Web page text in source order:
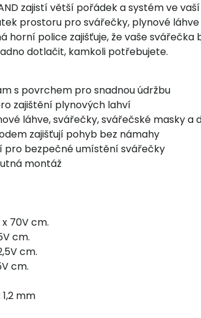
zajistí větší pořádek a systém ve
prostoru pro svářečky, plynové láhve
horní police zajišťuje, že vaše
dotlačit, kamkoli potřebujete.
s povrchem pro snadnou údržbu
zajištění plynových lahví
láhve, svářečky, svářečské masky a
zajišťují pohyb bez námahy
pro bezpečné umístění svářečky
montáž
70V cm.
cm.
cm.
cm.
mm